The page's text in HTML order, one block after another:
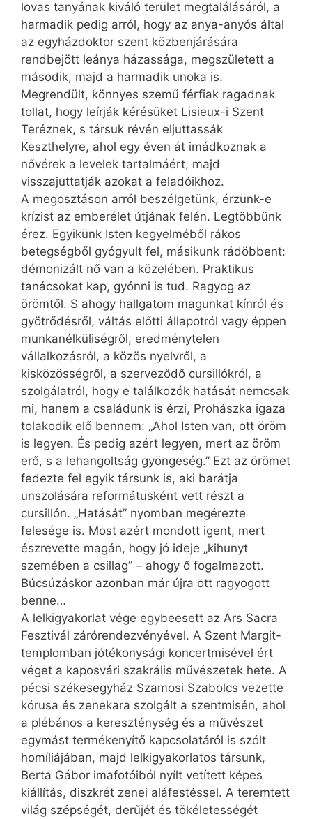
lovas tanyának kiváló terület megtalálásáról, a
harmadik pedig arról, hogy az anya-anyós által
az egyházdoktor szent közbenjárására
rendbejött leánya házassága, megszületett a
második, majd a harmadik unoka is.
Megrendült, könnyes szemű férfiak ragadnak
tollat, hogy leírják kérésüket Lisieux-i Szent
Teréznek, s társuk révén eljuttassák
Keszthelyre, ahol egy éven át imádkoznak a
nővérek a levelek tartalmáért, majd
visszajuttatják azokat a feladóikhoz.
A megosztáson arról beszélgetünk, érzünk-e
krízist az emberélet útjának felén. Legtöbbünk
érez. Egyikünk Isten kegyelméből rákos
betegségből gyógyult fel, másikunk rádöbbent:
démonizált nő van a közelében. Praktikus
tanácsokat kap, gyónni is tud. Ragyog az
örömtől. S ahogy hallgatom magunkat kínról és
gyötrődésről, váltás előtti állapotról vagy éppen
munkanélküliségről, eredménytelen
vállalkozásról, a közös nyelvről, a
kisközösségről, a szerveződő cursillókról, a
szolgálatról, hogy e találkozók hatását nemcsak
mi, hanem a családunk is érzi, Prohászka igaza
tolakodik elő bennem: „Ahol Isten van, ott öröm
is legyen. És pedig azért legyen, mert az öröm
erő, s a lehangoltság gyöngeség.” Ezt az örömet
fedezte fel egyik társunk is, aki barátja
unszolására reformátusként vett részt a
cursillón. „Hatását” nyomban megérezte
felesége is. Most azért mondott igent, mert
észrevette magán, hogy jó ideje „kihunyt
szemében a csillag” – ahogy ő fogalmazott.
Búcsúzáskor azonban már újra ott ragyogott
benne…
A lelkigyakorlat vége egybeesett az Ars Sacra
Fesztivál zárórendezvényével. A Szent Margit-
templomban jótékonysági koncertmisével ért
véget a kaposvári szakrális művészetek hete. A
pécsi székesegyház Szamosi Szabolcs vezette
kórusa és zenekara szolgált a szentmisén, ahol
a plébános a kereszténység és a művészet
egymást termékenyítő kapcsolatáról is szólt
homíliájában, majd lelkigyakorlatos társunk,
Berta Gábor imafotóiból nyílt vetített képes
kiállítás, diszkrét zenei aláfestéssel. A teremtett
világ szépségét, derűjét és tökéletességét